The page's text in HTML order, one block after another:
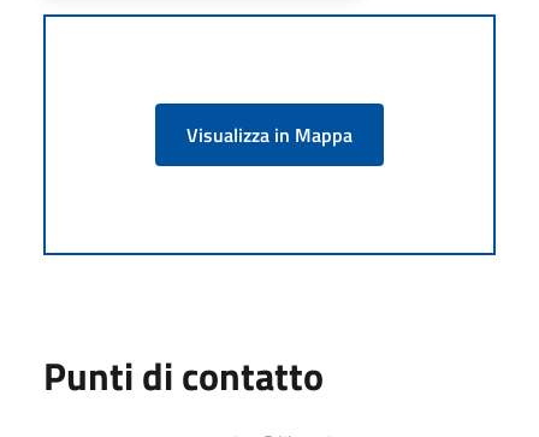
Visualizza in Mappa
Punti di contatto